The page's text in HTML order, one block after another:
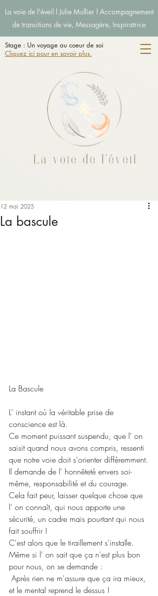
La voie de l'éveil l Julie Mullier l Accompagnement
de transitions de vie, Messagère, Inspiratrice
Stage : Un voyage au coeur de soi
Cliquez ici pour en savoir plus.
La bascule
12 mai 2025
La Bascule
L' instant où la véritable prise de
conscience est là.
Ce moment puissant suspendu, que l' on
saisit quand nous avons compris, ressenti
que notre voie doit s'orienter différemment.
Il demande de l' honnêteté envers soi-
même, responsabilité et du courage.
Cela fait peur, laisser quelque chose que
l' on connaît, qui nous apporte une
sécurité, un cadre mais pourtant qui nous
fait souffrir !
C'est alors que le tiraillement s'installe.
Même si l' on sait que ça n'est plus bon
pour nous, on se demande :
Après rien ne m'assure que ça ira mieux,
et le mental reprend le dessus !